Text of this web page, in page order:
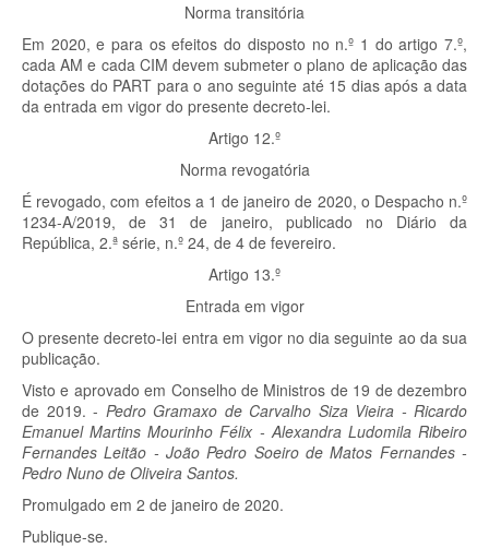
Norma transitória
Em 2020, e para os efeitos do disposto no n.º 1 do artigo 7.º,
cada AM e cada CIM devem submeter o plano de aplicação das
dotações do PART para o ano seguinte até 15 dias após a data
da entrada em vigor do presente decreto-lei.
Artigo 12.º
Norma revogatória
É revogado, com efeitos a 1 de janeiro de 2020, o Despacho n.º
1234-A/2019, de 31 de janeiro, publicado no Diário da
República, 2.ª série, n.º 24, de 4 de fevereiro.
Artigo 13.º
Entrada em vigor
O presente decreto-lei entra em vigor no dia seguinte ao da sua
publicação.
Visto e aprovado em Conselho de Ministros de 19 de dezembro
de 2019. - Pedro Gramaxo de Carvalho Siza Vieira - Ricardo
Emanuel Martins Mourinho Félix - Alexandra Ludomila Ribeiro
Fernandes Leitão - João Pedro Soeiro de Matos Fernandes -
Pedro Nuno de Oliveira Santos.
Promulgado em 2 de janeiro de 2020.
Publique-se.